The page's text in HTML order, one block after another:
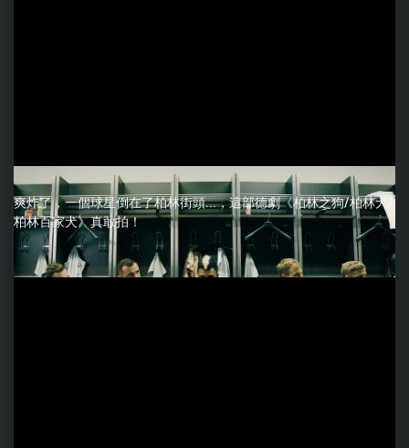
爽炸了，一個球星倒在了柏林街頭...，這部德劇《柏林之狗/柏林犬/
柏林百家犬》真敢拍！